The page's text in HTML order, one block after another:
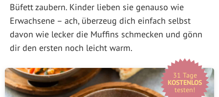
Büfett zaubern. Kinder lieben sie genauso wie
Erwachsene – ach, überzeug dich einfach selbst
davon wie lecker die Muffins schmecken und gönn
dir den ersten noch leicht warm.
31 Tage
KOSTENLOS
testen!